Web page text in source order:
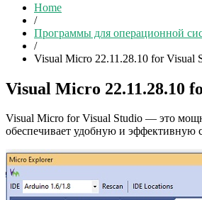
Home
/
Программы для операционной
/
Visual Micro 22.11.28.10 for Visual
Visual Micro 22.11.28.10
Visual Micro for Visual Studio — это
обеспечивает удобную и эффективную